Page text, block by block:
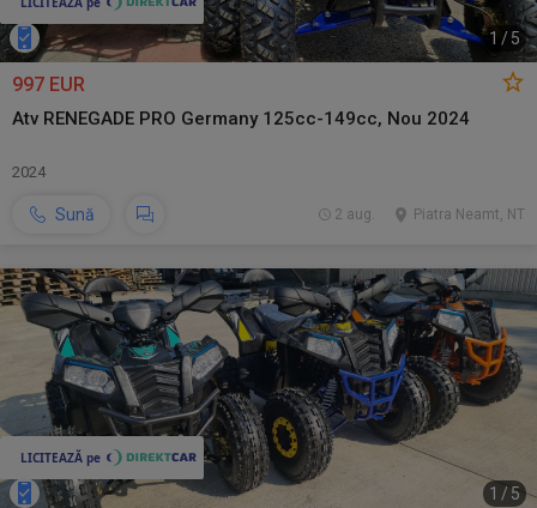
1 / 5
997 EUR
Atv RENEGADE PRO Germany 125cc-149cc, Nou 2024
2024
Sună Piatra Neamt, NT
2 aug.
1 / 5